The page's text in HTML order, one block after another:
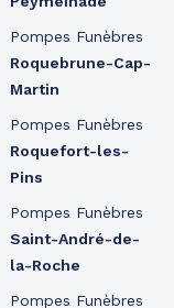
Pompes Funèbres
Roquebrune-Cap-
Martin
Pompes Funèbres
Roquefort-les-
Pins
Pompes Funèbres
Saint-André-de-
la-Roche
Pompes Funèbres